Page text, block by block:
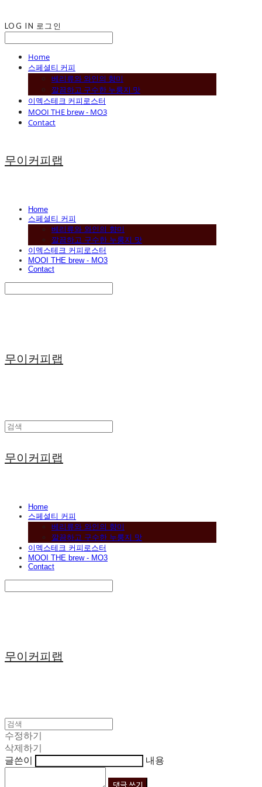
LOG IN 로그인
Home
스페셜티 커피
베리류와 와인의 향미
깔끔하고 구수한 누룽지 맛
이멕스테크 커피로스터
MOOI THE brew - MO3
Contact
무이커피랩
Home
스페셜티 커피
베리류와 와인의 향미
깔끔하고 구수한 누룽지 맛
이멕스테크 커피로스터
MOOI THE brew - MO3
Contact
무이커피랩
무이커피랩
Home
스페셜티 커피
베리류와 와인의 향미
깔끔하고 구수한 누룽지 맛
이멕스테크 커피로스터
MOOI THE brew - MO3
Contact
무이커피랩
수정하기
삭제하기
글쓴이
내용